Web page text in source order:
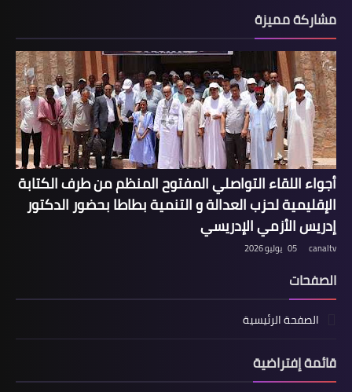
مشاركة مميزة
أجواء اللقاء التواصلي المفتوح المنظم من طرف الكتابة
الإقليمية لحزب العدالة و التنمية بطاطا بحضور الدكتور
إدريس الأزمي الإدريسي
canaltv 05 يوليو 2026
الصفحات
الصفحة الرئيسية
قائمة إفتراضية